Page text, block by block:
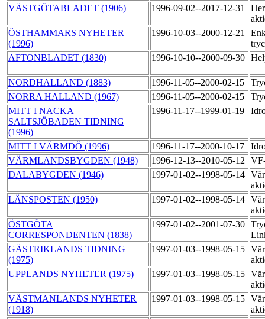
VÄSTGÖTABLADET (1906)
1996-09-02--2017-12-31
ÖSTHAMMARS NYHETER
(1996)
1996-10-03--2000-12-21
AFTONBLADET (1830)
1996-10-10--2000-09-30
NORDHALLAND (1883) 1996-11-05--2000-02-15
NORRA HALLAND (1967)
1996-11-05--2000-02-15
MITT I NACKA
SALTSJÖBADEN TIDNING
(1996)
1996-11-17--1999-01-19
MITT I VÄRMDÖ (1996) 1996-11-17--2000-10-17
VÄRMLANDSBYGDEN (1948)
1996-12-13--2010-05-12
DALABYGDEN (1946)
1997-01-02--1998-05-14
LÄNSPOSTEN (1950)
1997-01-02--1998-05-14
ÖSTGÖTA
CORRESPONDENTEN (1838)
1997-01-02--2001-07-30
GÄSTRIKLANDS TIDNING
(1975)
1997-01-03--1998-05-15
UPPLANDS NYHETER (1975)
1997-01-03--1998-05-15
VÄSTMANLANDS NYHETER
(1918)
1997-01-03--1998-05-15